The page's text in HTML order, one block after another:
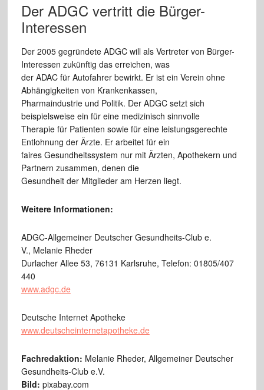
Der ADGC vertritt die Bürger-
Interessen
Der 2005 gegründete ADGC will als Vertreter von Bürger-
Interessen zukünftig das erreichen, was
der ADAC für Autofahrer bewirkt. Er ist ein Verein ohne
Abhängigkeiten von Krankenkassen,
Pharmaindustrie und Politik. Der ADGC setzt sich
beispielsweise ein für eine medizinisch sinnvolle
Therapie für Patienten sowie für eine leistungsgerechte
Entlohnung der Ärzte. Er arbeitet für ein
faires Gesundheitssystem nur mit Ärzten, Apothekern und
Partnern zusammen, denen die
Gesundheit der Mitglieder am Herzen liegt.
Weitere Informationen:
ADGC-Allgemeiner Deutscher Gesundheits-Club e.
V., Melanie Rheder
Durlacher Allee 53, 76131 Karlsruhe, Telefon: 01805/407
440
www.adgc.de
Deutsche Internet Apotheke
www.deutscheinternetapotheke.de
Fachredaktion: Melanie Rheder, Allgemeiner Deutscher
Gesundheits-Club e.V.
Bild: pixabay.com